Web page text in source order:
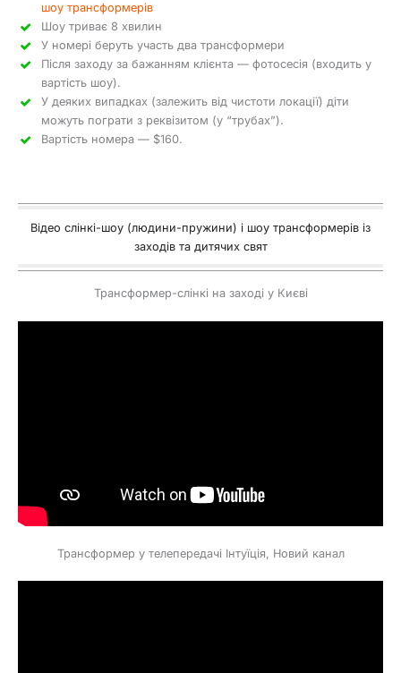
шоу трансформерів
Шоу триває 8 хвилин
У номері беруть участь два трансформери
Після заходу за бажанням клієнта — фотосесія (входить у
вартість шоу).
У деяких випадках (залежить від чистоти локації) діти
можуть пограти з реквізитом (у “трубах”).
Вартість номера — $160.
Відео слінкі-шоу (людини-пружини) і шоу трансформерів із
заходів та дитячих свят
Трансформер-слінкі на заході у Києві
Трансформер у телепередачі Інтуїція, Новий канал